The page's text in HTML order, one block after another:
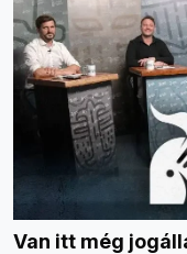
Van itt még